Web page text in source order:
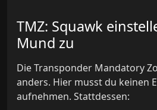
TMZ: Squawk
Mund zu
Die Transponder Mandatory
anders. Hier musst du keinen
aufnehmen. Stattdessen: